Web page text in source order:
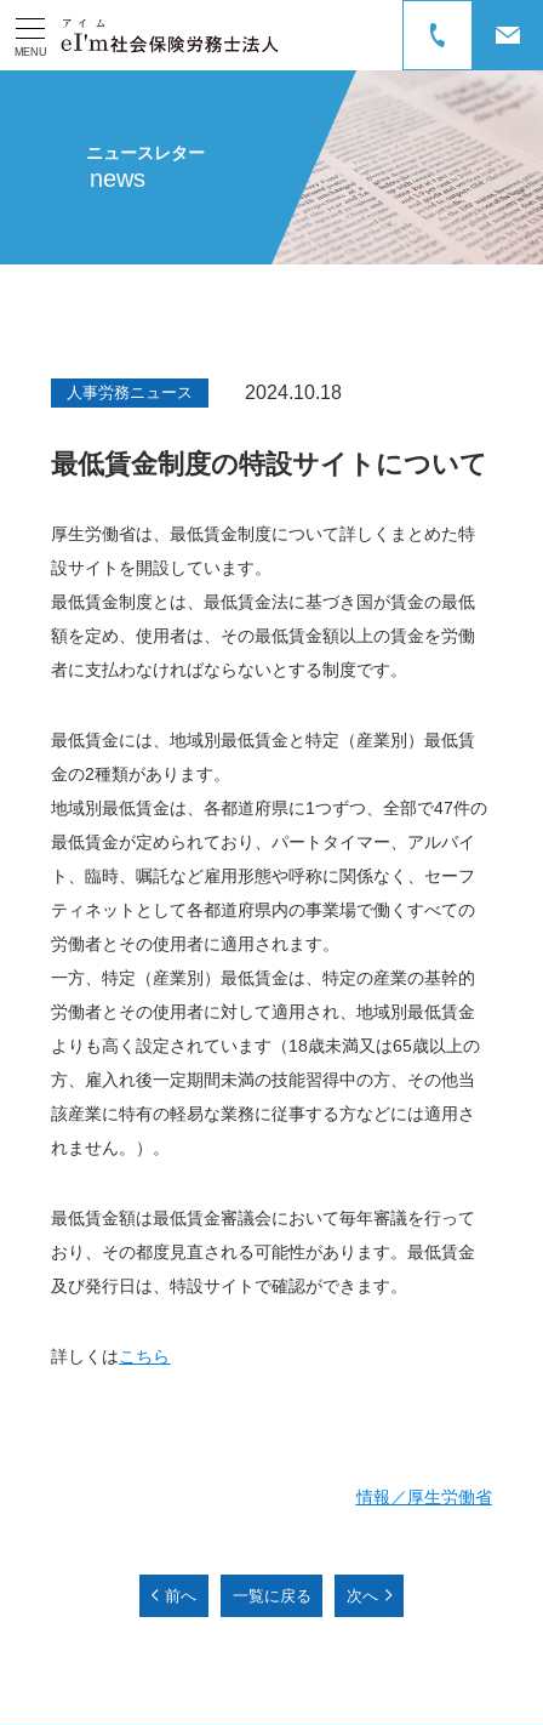
MENU
ニュースレター
news
人事労務ニュース 2024.10.18
最低賃金制度の特設サイトについて
厚生労働省は、最低賃金制度について詳しくまとめた特
設サイトを開設しています。
最低賃金制度とは、最低賃金法に基づき国が賃金の最低
額を定め、使用者は、その最低賃金額以上の賃金を労働
者に支払わなければならないとする制度です。
最低賃金には、地域別最低賃金と特定（産業別）最低賃
金の2種類があります。
地域別最低賃金は、各都道府県に1つずつ、全部で47件の
最低賃金が定められており、パートタイマー、アルバイ
ト、臨時、嘱託など雇用形態や呼称に関係なく、セーフ
ティネットとして各都道府県内の事業場で働くすべての
労働者とその使用者に適用されます。
一方、特定（産業別）最低賃金は、特定の産業の基幹的
労働者とその使用者に対して適用され、地域別最低賃金
よりも高く設定されています（18歳未満又は65歳以上の
方、雇入れ後一定期間未満の技能習得中の方、その他当
該産業に特有の軽易な業務に従事する方などには適用さ
れません。）。
最低賃金額は最低賃金審議会において毎年審議を行って
おり、その都度見直される可能性があります。最低賃金
及び発行日は、特設サイトで確認ができます。
詳しくはこちら
情報／厚生労働省
前へ 一覧に戻る 次へ